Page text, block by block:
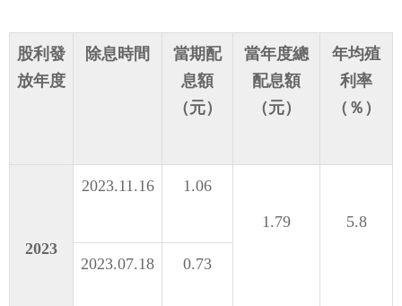
股利發
放年度
除息時間
當期配
息額
（元）
當年度總
配息額
（元）
年均殖
利率
（％）
2023
2023.11.16
1.06
1.79
5.8
2023.07.18 0.73